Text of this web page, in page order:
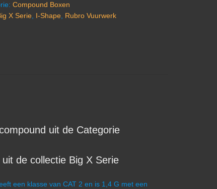
Compound Boxen
X Serie, I-Shape, Rubro Vuurwerk
uit de Categorie
de collectie Big X Serie
een klasse van CAT 2 en is 1,4 G met een